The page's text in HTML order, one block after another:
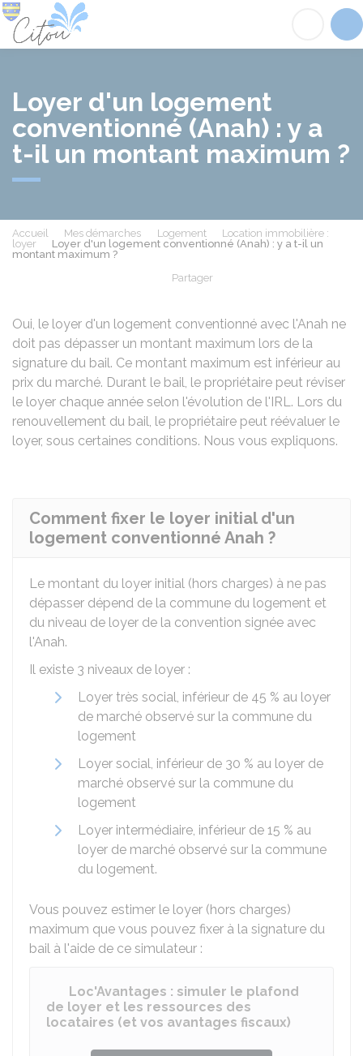
Loyer d'un logement
conventionné (Anah) : y a
t-il un montant maximum ?
Accueil Mes démarches Logement
Location immobilière :
loyer
Loyer d'un logement conventionné (Anah) : y a t-il un
montant maximum ?
Partager
Oui, le loyer d'un logement conventionné avec l'Anah ne
doit pas dépasser un montant maximum lors de la
signature du bail. Ce montant maximum est inférieur au
prix du marché. Durant le bail, le propriétaire peut réviser
le loyer chaque année selon l'évolution de l'IRL. Lors du
renouvellement du bail, le propriétaire peut réévaluer le
loyer, sous certaines conditions. Nous vous expliquons.
Comment fixer le loyer initial d'un
logement conventionné Anah ?
Le montant du loyer initial (hors charges) à ne pas
dépasser dépend de la commune du logement et
du niveau de loyer de la convention signée avec
l'Anah.
Il existe 3 niveaux de loyer :
Loyer très social, inférieur de 45 % au loyer
de marché observé sur la commune du
logement
Loyer social, inférieur de 30 % au loyer de
marché observé sur la commune du
logement
Loyer intermédiaire, inférieur de 15 % au
loyer de marché observé sur la commune
du logement.
Vous pouvez estimer le loyer (hors charges)
maximum que vous pouvez fixer à la signature du
bail à l'aide de ce simulateur :
Loc'Avantages : simuler le plafond
de loyer et les ressources des
locataires (et vos avantages fiscaux)